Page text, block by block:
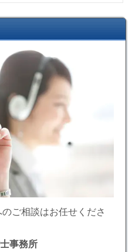
ご相談はお任せくださ
事務所